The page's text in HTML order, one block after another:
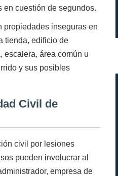
en cuestión de segundos.
propiedades inseguras en
tienda, edificio de
escalera, área común u
y sus posibles
Civil de
civil por lesiones
pueden involucrar al
empresa de
con el servicio
en todo momento y me
con todo el proceso.
- Rosa